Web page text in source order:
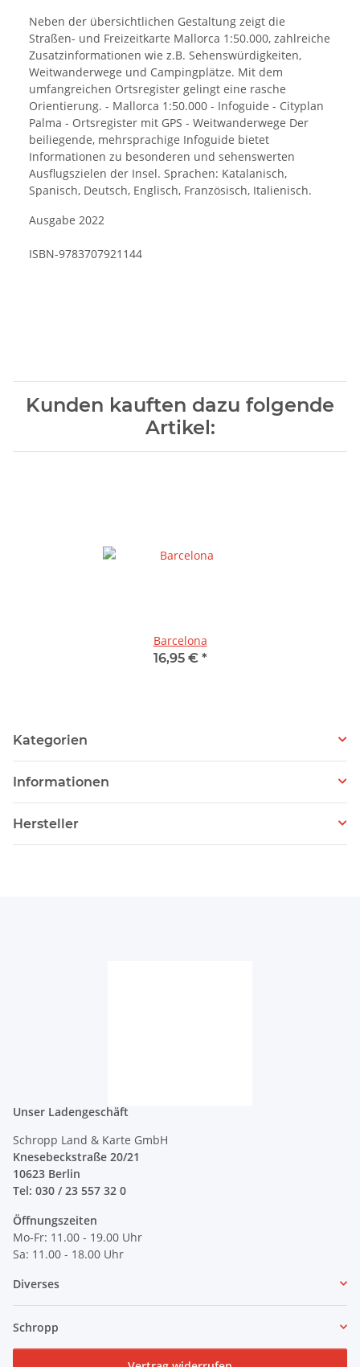
Neben der übersichtlichen Gestaltung zeigt die
Straßen- und Freizeitkarte Mallorca 1:50.000, zahlreiche
Zusatzinformationen wie z.B. Sehenswürdigkeiten,
Weitwanderwege und Campingplätze. Mit dem
umfangreichen Ortsregister gelingt eine rasche
Orientierung. - Mallorca 1:50.000 - Infoguide - Cityplan
Palma - Ortsregister mit GPS - Weitwanderwege Der
beiliegende, mehrsprachige Infoguide bietet
Informationen zu besonderen und sehenswerten
Ausflugszielen der Insel. Sprachen: Katalanisch,
Spanisch, Deutsch, Englisch, Französisch, Italienisch.
Ausgabe 2022
ISBN-9783707921144
Kunden kauften dazu folgende
Artikel:
Barcelona
16,95 € *
Kategorien
Informationen
Hersteller
Unser Ladengeschäft
Schropp Land & Karte GmbH
Knesebeckstraße 20/21
10623 Berlin
Tel: 030 / 23 557 32 0
Öffnungszeiten
Mo-Fr: 11.00 - 19.00 Uhr
Sa: 11.00 - 18.00 Uhr
Diverses
Schropp